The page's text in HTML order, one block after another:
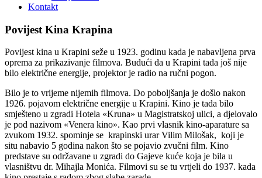
Kontakt
Povijest Kina Krapina
Povijest kina u Krapini seže u 1923. godinu kada je nabavljena prva
oprema za prikazivanje filmova. Budući da u Krapini tada još nije
bilo električne energije, projektor je radio na ručni pogon.
Bilo je to vrijeme nijemih filmova. Do poboljšanja je došlo nakon
1926. pojavom električne energije u Krapini. Kino je tada bilo
smješteno u zgradi Hotela «Kruna» u Magistratskoj ulici, a djelovalo
je pod nazivom «Venera kino». Kao prvi vlasnik kino-aparature sa
zvukom 1932. spominje se krapinski urar Vilim Milošak, koji je
situ nabavio 5 godina nakon što se pojavio zvučni film. Kino
predstave su održavane u zgradi do Gajeve kuće koja je bila u
vlasništvu dr. Mihajla Monića. Filmovi su se tu vrtjeli do 1937. kada